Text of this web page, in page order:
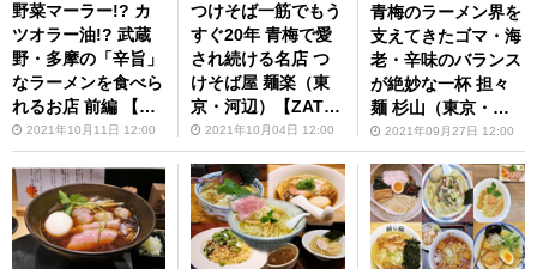
野菜マーラー!? カ
ツオラー油!? 武蔵
野・多摩の「辛旨」
なラーメンを食べら
れるお店 前編 【ZA
TSUのオスス麺 in
武蔵野・多摩】第75
回
2021年10月11日 12:00
つけそば一筋でもう
すぐ20年 青梅で愛
され続ける名店 つ
けそば屋 麺楽（東
京・河辺）【ZATS
Uのオスス麺 in 武
蔵野・多摩】第74回
2021年10月04日 12:00
青梅のラーメン界を
支えてきたゴマ・海
老・辛味のバランス
が絶妙な一杯 担々
麺 杉山（東京・河
辺）【ZATSUのオ
スス麺 in 武蔵野・
多摩】第73回
2021年09月27日 12:00